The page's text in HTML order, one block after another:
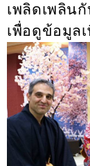
เพลิดเพลิน
เพื่อดูข้อมูล